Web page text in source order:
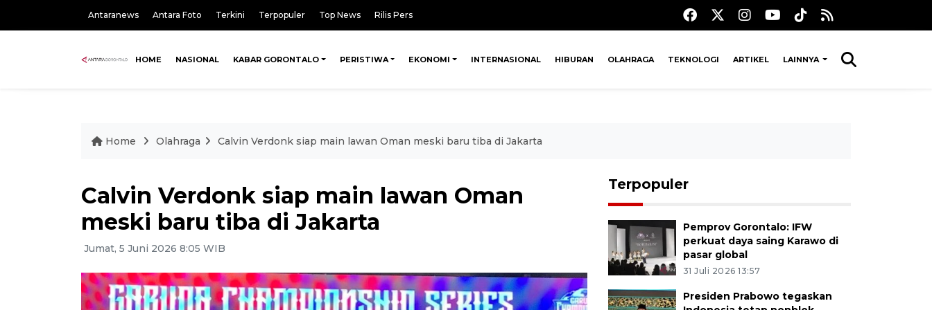
Antaranews Antara Foto Terkini Terpopuler Top News Rilis Pers
HOME NASIONAL KABAR GORONTALO PERISTIWA EKONOMI INTERNASIONAL HIBURAN OLAHRAGA TEKNOLOGI ARTIKEL LAINNYA
Home Olahraga Calvin Verdonk siap main lawan Oman meski baru tiba di Jakarta
Calvin Verdonk siap main lawan Oman
meski baru tiba di Jakarta
Jumat, 5 Juni 2026 8:05 WIB
Terpopuler
Pemprov Gorontalo: IFW
perkuat daya saing Karawo di
pasar global
31 Juli 2026 13:57
Presiden Prabowo tegaskan